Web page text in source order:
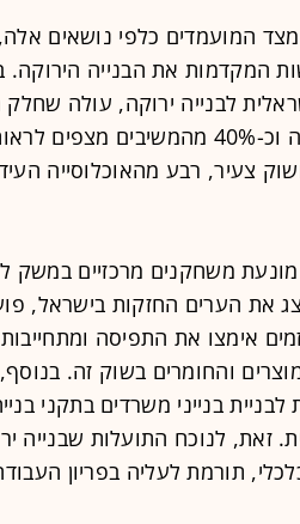
המועמדים כלפי נושאים
המקדמות את הבנייה
לבנייה ירוקה, עולה שחלק
מהציבור מעוניין כבר היום בבנייה ירוקה וכ-40%
צעיר, רבע מהאוכלוסייה
משחקנים מרכזיים במשק
בתחום. כך, פורום ה-15 המייצג את הערים החזקות
אימצו את התפיסה
והחומרים בשוק זה.
בנייני משרדים בתקני
זאת, לנוכח התועלות שבנייה
תורמת לעליה בפריון